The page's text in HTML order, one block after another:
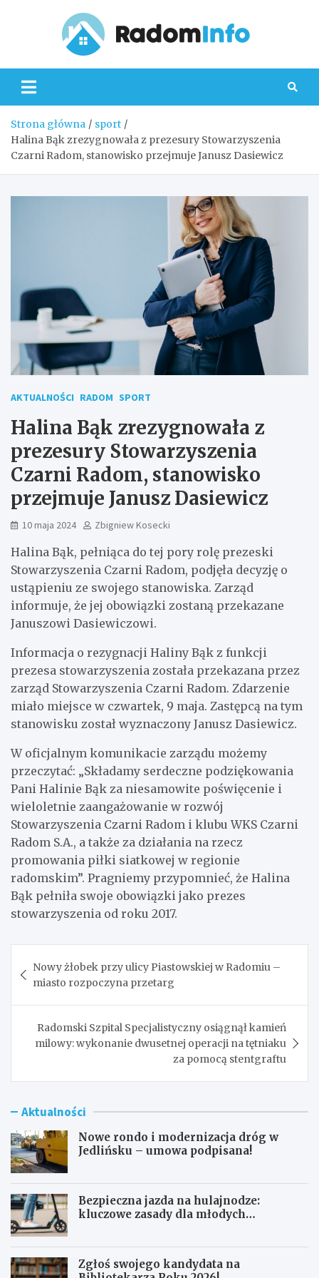
Strona główna
sport
Halina Bąk zrezygnowała z prezesury Stowarzyszenia
Czarni Radom, stanowisko przejmuje Janusz Dasiewicz
AKTUALNOŚCI RADOM SPORT
Halina Bąk zrezygnowała z
prezesury Stowarzyszenia
Czarni Radom, stanowisko
przejmuje Janusz Dasiewicz
10 maja 2024 Zbigniew Kosecki
Halina Bąk, pełniąca do tej pory rolę prezeski
Stowarzyszenia Czarni Radom, podjęła decyzję o
ustąpieniu ze swojego stanowiska. Zarząd
informuje, że jej obowiązki zostaną przekazane
Januszowi Dasiewiczowi.
Informacja o rezygnacji Haliny Bąk z funkcji
prezesa stowarzyszenia została przekazana przez
zarząd Stowarzyszenia Czarni Radom. Zdarzenie
miało miejsce w czwartek, 9 maja. Zastępcą na tym
stanowisku został wyznaczony Janusz Dasiewicz.
W oficjalnym komunikacie zarządu możemy
przeczytać: „Składamy serdeczne podziękowania
Pani Halinie Bąk za niesamowite poświęcenie i
wieloletnie zaangażowanie w rozwój
Stowarzyszenia Czarni Radom i klubu WKS Czarni
Radom S.A., a także za działania na rzecz
promowania piłki siatkowej w regionie
radomskim”. Pragniemy przypomnieć, że Halina
Bąk pełniła swoje obowiązki jako prezes
stowarzyszenia od roku 2017.
wpisu
Nowy żłobek przy ulicy Piastowskiej w Radomiu –
miasto rozpoczyna przetarg
Radomski Szpital Specjalistyczny osiągnął kamień
milowy: wykonanie dwusetnej operacji na tętniaku
za pomocą stentgraftu
Aktualności
Nowe rondo i modernizacja dróg w
Jedlińsku – umowa podpisana!
Bezpieczna jazda na hulajnodze:
kluczowe zasady dla młodych
Zgłoś swojego kandydata na